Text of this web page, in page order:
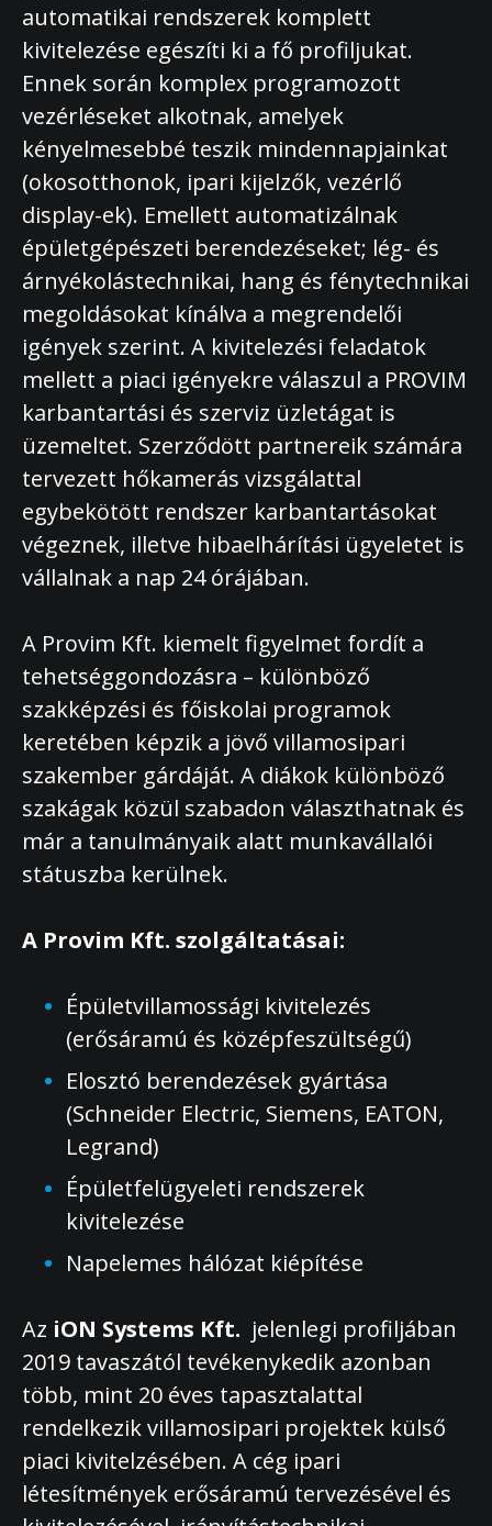
automatikai rendszerek komplett
kivitelezése egészíti ki a fő profiljukat.
Ennek során komplex programozott
vezérléseket alkotnak, amelyek
kényelmesebbé teszik mindennapjainkat
(okosotthonok, ipari kijelzők, vezérlő
display-ek). Emellett automatizálnak
épületgépészeti berendezéseket; lég- és
árnyékolástechnikai, hang és fénytechnikai
megoldásokat kínálva a megrendelői
igények szerint. A kivitelezési feladatok
mellett a piaci igényekre válaszul a PROVIM
karbantartási és szerviz üzletágat is
üzemeltet. Szerződött partnereik számára
tervezett hőkamerás vizsgálattal
egybekötött rendszer karbantartásokat
végeznek, illetve hibaelhárítási ügyeletet is
vállalnak a nap 24 órájában.
A Provim Kft. kiemelt figyelmet fordít a
tehetséggondozásra – különböző
szakképzési és főiskolai programok
keretében képzik a jövő villamosipari
szakember gárdáját. A diákok különböző
szakágak közül szabadon választhatnak és
már a tanulmányaik alatt munkavállalói
státuszba kerülnek.
A Provim Kft. szolgáltatásai:
Épületvillamossági kivitelezés
(erősáramú és középfeszültségű)
Elosztó berendezések gyártása
(Schneider Electric, Siemens, EATON,
Legrand)
Épületfelügyeleti rendszerek
kivitelezése
Napelemes hálózat kiépítése
Az iON Systems Kft. jelenlegi profiljában
2019 tavaszától tevékenykedik azonban
több, mint 20 éves tapasztalattal
rendelkezik villamosipari projektek külső
piaci kivitelzésében. A cég ipari
létesítmények erősáramú tervezésével és